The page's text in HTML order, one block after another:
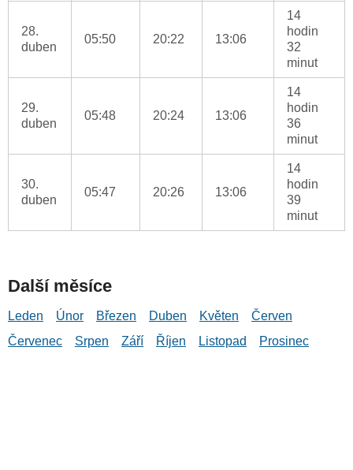
28.
duben
05:50 20:22 13:06
14
hodin
32
minut
29.
duben
05:48 20:24 13:06
14
hodin
36
minut
30.
duben
05:47 20:26 13:06
14
hodin
39
minut
Další měsíce
Leden Únor Březen Duben Květen
Červen
Červenec
Srpen Září Říjen Listopad Prosinec